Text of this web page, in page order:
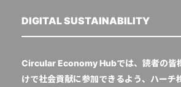
DIGITAL SUSTAINABILITY
Circular Economy Hubでは、読者の皆
けで社会貢献に参加できるよう、ハーチ